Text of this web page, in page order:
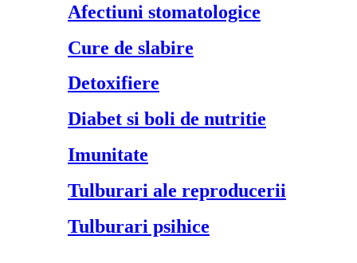
Afectiuni stomatologice
Cure de slabire
Detoxifiere
Diabet si boli de nutritie
Imunitate
Tulburari ale reproducerii
Tulburari psihice